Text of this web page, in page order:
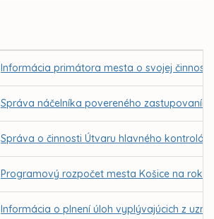
Informácia primátora mesta o svojej
Správa náčelníka povereného zastupovaním
Správa o činnosti Útvaru hlavného
Programový rozpočet mesta Košice na roky
Informácia o plnení úloh vyplývajúcich z